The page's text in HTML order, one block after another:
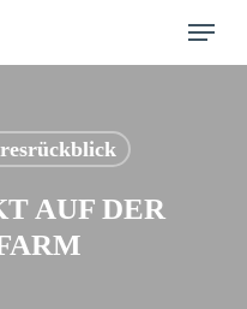
Menu
AUF DER